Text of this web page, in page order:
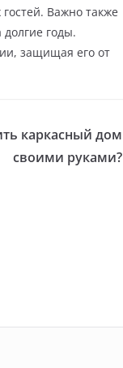
Важно также
годы.
защищая его от
каркасный дом
своими руками?